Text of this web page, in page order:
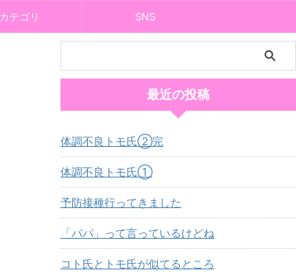
カテゴリ SNS
最近の投稿
体調不良トモ氏②完
体調不良トモ氏①
予防接種行ってきました
「パパ」って言っているけどね
コト氏とトモ氏が似てるところ